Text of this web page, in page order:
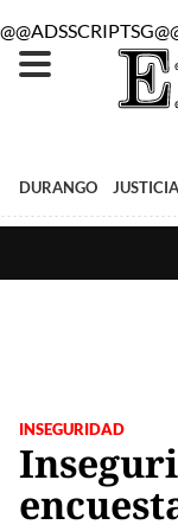
DURANGO JUSTICIA
INSEGURIDAD